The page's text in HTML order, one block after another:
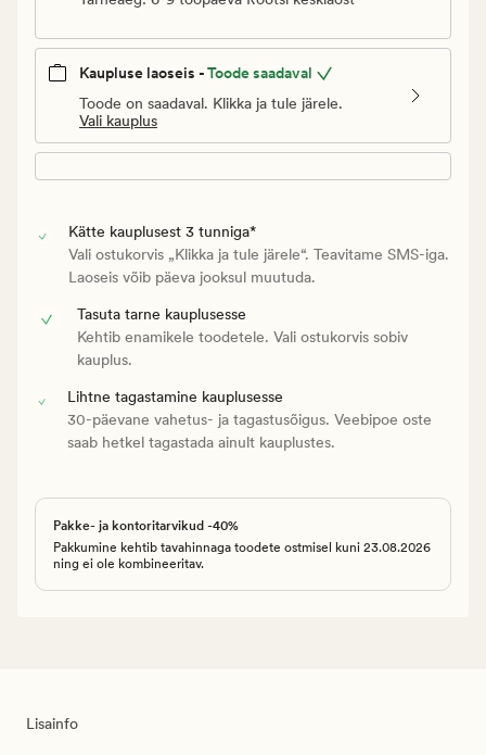
Kaupluse laoseis -Toode saadaval
Toode on saadaval. Klikka ja tule järele.
Vali kauplus
Kätte kauplusest 3 tunniga*
Vali ostukorvis „Klikka ja tule järele“. Teavitame SMS-iga.
Laoseis võib päeva jooksul muutuda.
Tasuta tarne kauplusesse
Kehtib enamikele toodetele. Vali ostukorvis sobiv
kauplus.
Lihtne tagastamine kauplusesse
30-päevane vahetus- ja tagastusõigus. Veebipoe oste
saab hetkel tagastada ainult kauplustes.
Pakke- ja kontoritarvikud -40%
Pakkumine kehtib tavahinnaga toodete ostmisel kuni 23.08.2026
ning ei ole kombineeritav.
Lisainfo